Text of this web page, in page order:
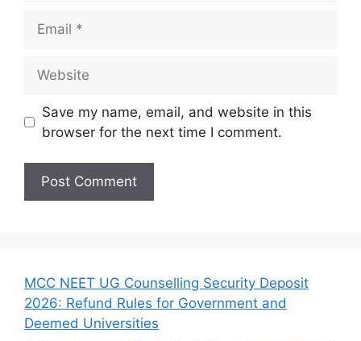
Save my name, email, and website in this
browser for the next time I comment.
MCC NEET UG Counselling Security Deposit
2026: Refund Rules for Government and
Deemed Universities